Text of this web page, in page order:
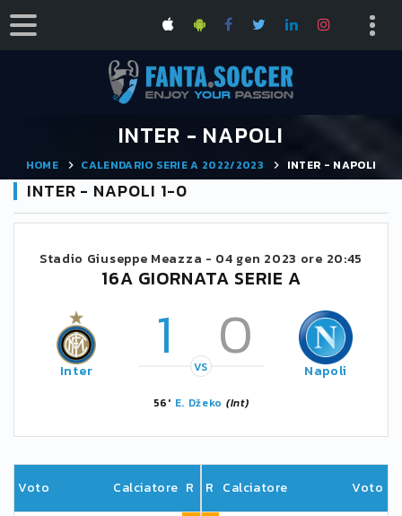
INTER - NAPOLI
HOME CALENDARIO SERIE A 2022/2023 INTER - NAPOLI
INTER - NAPOLI 1-0
Stadio Giuseppe Meazza - 04 gen 2023 ore 20:45
16A GIORNATA SERIE A
Inter 1 0
VS Napoli
56' E. Džeko (Int)
Voto Calciatore R R Calciatore Voto